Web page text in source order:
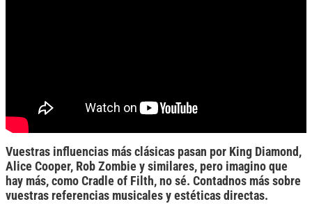
Vuestras influencias más clásicas pasan por King Diamond,
Alice Cooper, Rob Zombie y similares, pero imagino que
hay más, como Cradle of Filth, no sé. Contadnos más sobre
vuestras referencias musicales y estéticas directas.